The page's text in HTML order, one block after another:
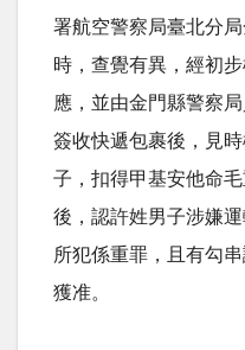
署航空警察局臺北分
時，查覺有異，經初
應，並由金門縣警察
簽收快遞包裹後，見
子，扣得甲基安他命
後，認許姓男子涉嫌
所犯係重罪，且有勾
獲准。